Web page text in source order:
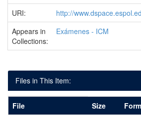
URI:
http://
Appears in
Collections:
Exámenes - ICM
Files in This Item:
File Size